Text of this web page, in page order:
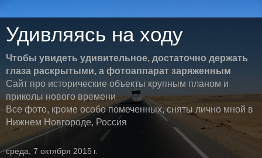
Удивляясь на ходу
Чтобы увидеть удивительное, достаточно держать
глаза раскрытыми, а фотоаппарат заряженным
Сайт про исторические объекты крупным планом и
приколы нового времени
Все фото, кроме особо помеченных, сняты лично мной в
Нижнем Новгороде, Россия
среда, 7 октября 2015 г.